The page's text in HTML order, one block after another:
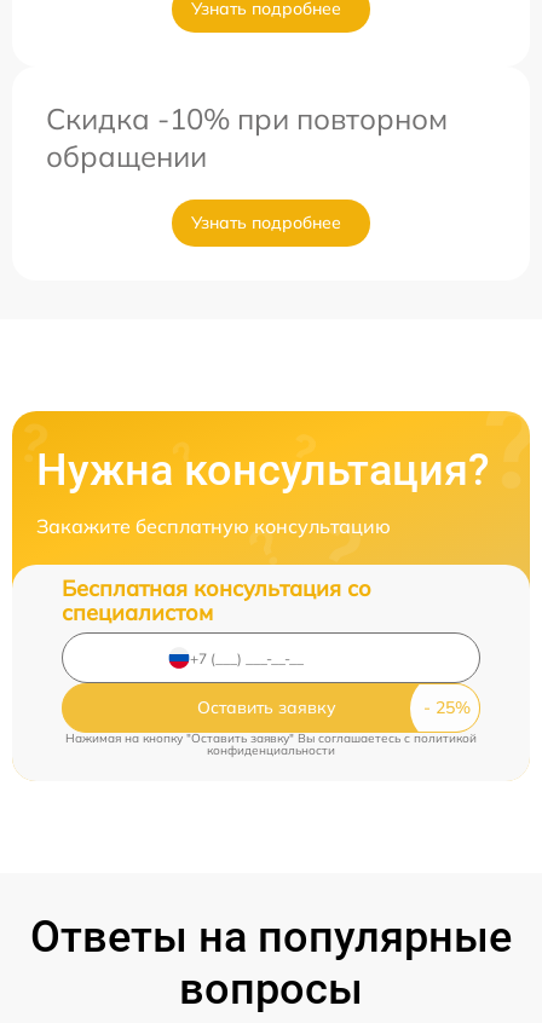
Узнать подробнее
Скидка -10% при повторном
обращении
Узнать подробнее
Нужна консультация?
Закажите бесплатную консультацию
Бесплатная консультация со
специалистом
Оставить заявку
Нажимая на кнопку "Оставить заявку" Вы соглашаетесь c политикой
конфиденциальности
Ответы на популярные
вопросы